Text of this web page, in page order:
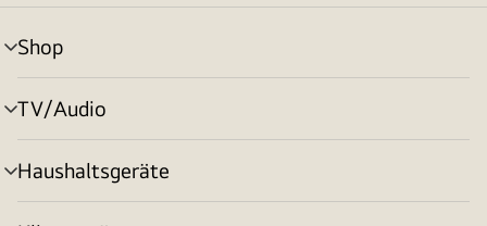
Shop
Menü
umschalten
TV/Audio
Menü
umschalten
Haushaltsgeräte
Menü
umschalten